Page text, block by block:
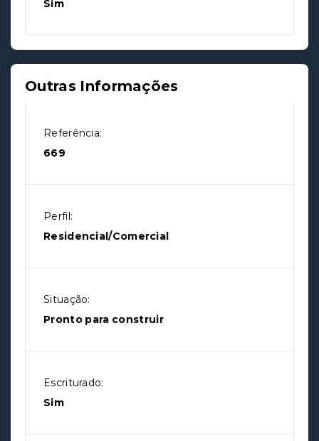
Sim
Outras Informações
Referência:
669
Perfil:
Residencial/Comercial
Situação:
Pronto para construir
Escriturado:
Sim